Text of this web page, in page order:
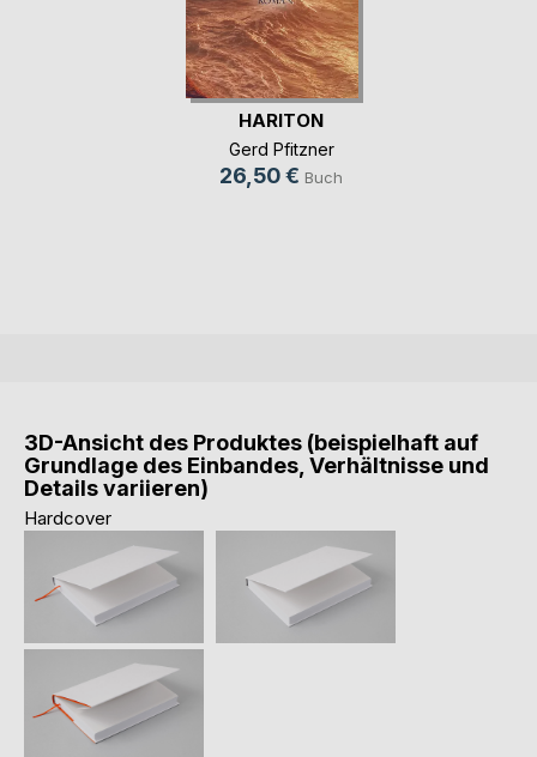
HARITON
Gerd Pfitzner
26,50 € Buch
3D-Ansicht des Produktes (beispielhaft auf
Grundlage des Einbandes, Verhältnisse und
Details variieren)
Hardcover